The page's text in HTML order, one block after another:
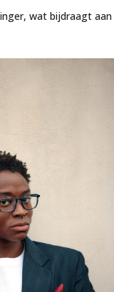
wat bijdraagt aan